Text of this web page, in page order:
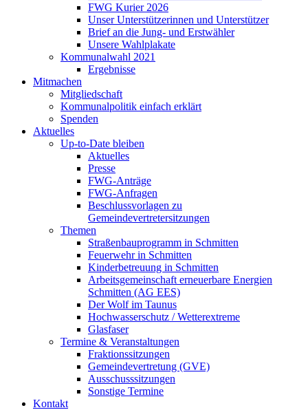
FWG Kurier 2026
Unser Unterstützerinnen und Unterstützer
Brief an die Jung- und Erstwähler
Unsere Wahlplakate
Kommunalwahl 2021
Ergebnisse
Mitmachen
Mitgliedschaft
Kommunalpolitik einfach erklärt
Spenden
Aktuelles
Up-to-Date bleiben
Aktuelles
Presse
FWG-Anträge
FWG-Anfragen
Beschlussvorlagen zu
Gemeindevertretersitzungen
Themen
Straßenbauprogramm in Schmitten
Feuerwehr in Schmitten
Kinderbetreuung in Schmitten
Arbeitsgemeinschaft erneuerbare Energien
Schmitten (AG EES)
Der Wolf im Taunus
Hochwasserschutz / Wetterextreme
Glasfaser
Termine & Veranstaltungen
Fraktionssitzungen
Gemeindevertretung (GVE)
Ausschusssitzungen
Sonstige Termine
Kontakt